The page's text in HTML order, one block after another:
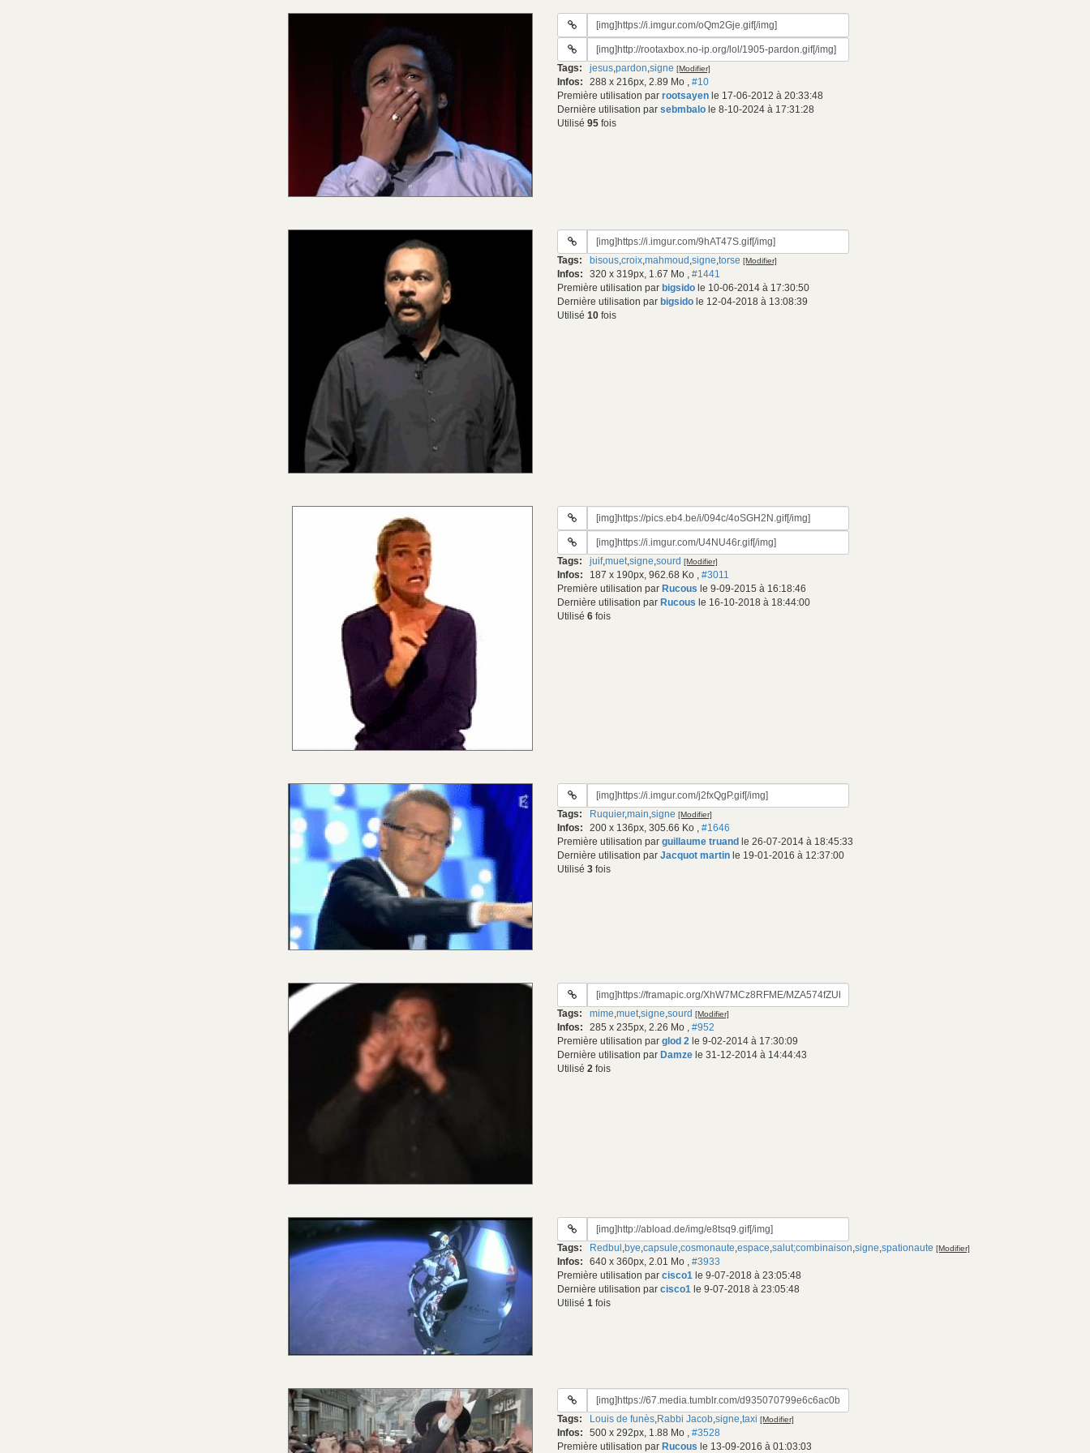
URL
gif:
URL
du
gif:
Tags: jesus,pardon,signe [Modifier]
Infos: 288 x 216px, 2.89 Mo , #10
Première utilisation par rootsayen le 17-06-2012 à 20:33:48
Dernière utilisation par sebmbalo le 8-10-2024 à 17:31:28
Utilisé 95 fois
URL
gif:
Tags: bisous,croix,mahmoud ,signe,torse [Modifier]
Infos: 320 x 319px, 1.67 Mo , #1441
Première utilisation par bigsido le 10-06-2014 à 17:30:50
Dernière utilisation par bigsido le 12-04-2018 à 13:08:39
Utilisé 10 fois
URL
gif:
URL
du
gif:
Tags: juif,muet,signe,sourd [Modifier]
Infos: 187 x 190px, 962.68 Ko , #3011
Première utilisation par Rucous le 9-09-2015 à 16:18:46
Dernière utilisation par Rucous le 16-10-2018 à 18:44:00
Utilisé 6 fois
URL
gif:
Tags: Ruquier,main,signe [Modifier]
Infos: 200 x 136px, 305.66 Ko , #1646
Première utilisation par guillaume truand le 26-07-2014 à 18:45:33
Dernière utilisation par Jacquot martin le 19-01-2016 à 12:37:00
Utilisé 3 fois
URL
gif:
Tags: mime,muet,signe,sourd [Modifier]
Infos: 285 x 235px, 2.26 Mo , #952
Première utilisation par glod 2 le 9-02-2014 à 17:30:09
Dernière utilisation par Damze le 31-12-2014 à 14:44:43
Utilisé 2 fois
URL
gif:
Tags: Redbul ,bye,capsule,cosmonaute,espace,salut;combinaison,signe,spationaute [Modifier]
Infos: 640 x 360px, 2.01 Mo , #3933
Première utilisation par cisco1 le 9-07-2018 à 23:05:48
Dernière utilisation par cisco1 le 9-07-2018 à 23:05:48
Utilisé 1 fois
URL
gif:
Tags: Louis de funès,Rabbi Jacob,signe,taxi [Modifier]
Infos: 500 x 292px, 1.88 Mo , #3528
Première utilisation par Rucous le 13-09-2016 à 01:03:03